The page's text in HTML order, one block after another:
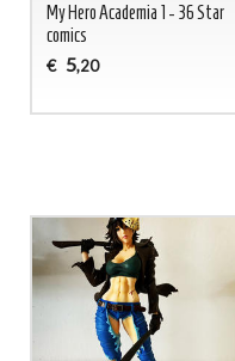
My Hero Academia 1 - 36 Star
comics
€ 5,20